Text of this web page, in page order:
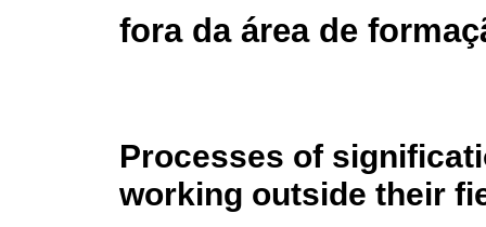
fora da área de
Processes of
working outside their